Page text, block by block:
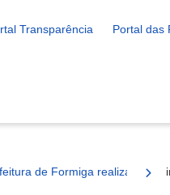
Transparência Portal das
de Formiga realiza